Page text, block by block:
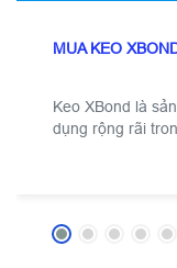
MUA KEO
Keo XBond là
dụng rộng rãi